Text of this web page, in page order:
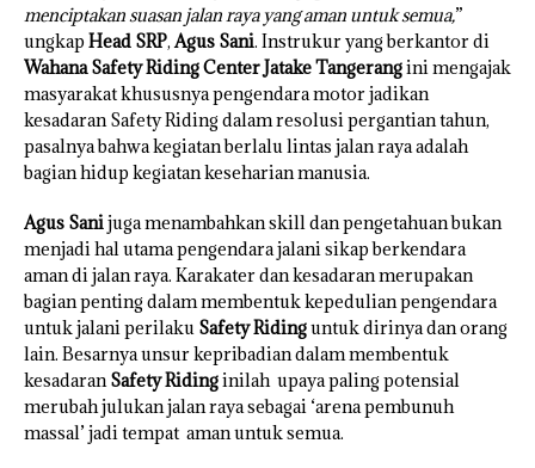
menciptakan suasan jalan raya yang aman untuk semua,”
ungkap Head SRP,Agus Sani. Instrukur yang berkantor di
Wahana Safety Riding Center Jatake Tangerangini mengajak
masyarakat khususnya pengendara motor jadikan
kesadaran Safety Riding dalam resolusi pergantian tahun,
pasalnya bahwa kegiatan berlalu lintas jalan raya adalah
bagian hidup kegiatan keseharian manusia.
Agus Sanijuga menambahkan skill dan pengetahuan bukan
menjadi hal utama pengendara jalani sikap berkendara
aman di jalan raya. Karakater dan kesadaran merupakan
bagian penting dalam membentuk kepedulian pengendara
untuk jalani perilaku Safety Ridinguntuk dirinya dan orang
lain. Besarnya unsur kepribadian dalam membentuk
kesadaranSafety Ridinginilah upaya paling potensial
merubah julukan jalan raya sebagai ‘arena pembunuh
massal’ jadi tempat aman untuk semua.